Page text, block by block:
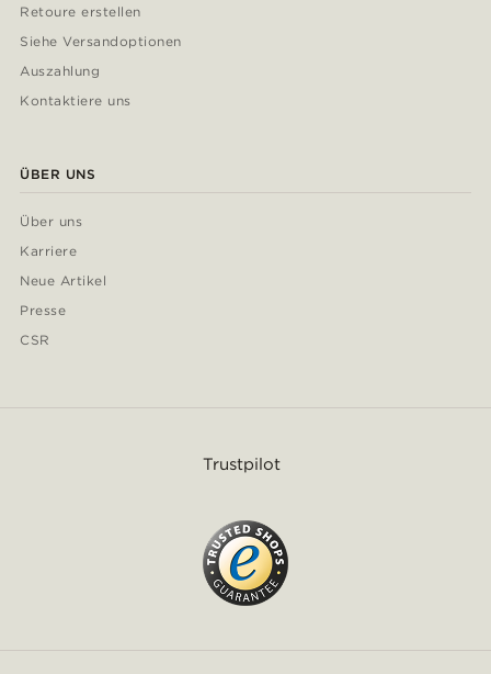
Retoure erstellen
Siehe Versandoptionen
Auszahlung
Kontaktiere uns
ÜBER UNS
Über uns
Karriere
Neue Artikel
Presse
CSR
Trustpilot